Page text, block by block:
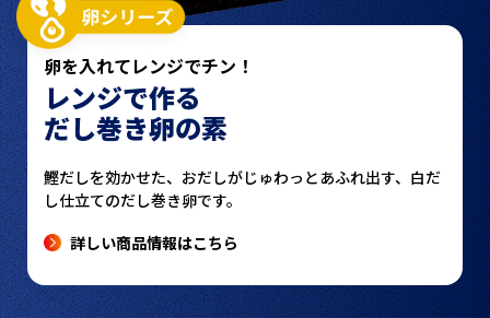
卵を入れてレンジでチン！
レンジで作る
だし巻き卵の素
鰹だしを効かせた、おだしがじゅわっとあふれ出す、 白だ
し仕立てのだし巻き卵です。
詳しい商品情報はこちら